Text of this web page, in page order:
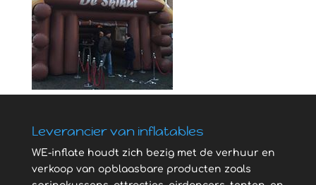
Leverancier van inflatables
WE-inflate houdt zich bezig met de verhuur en
verkoop van opblaasbare producten zoals